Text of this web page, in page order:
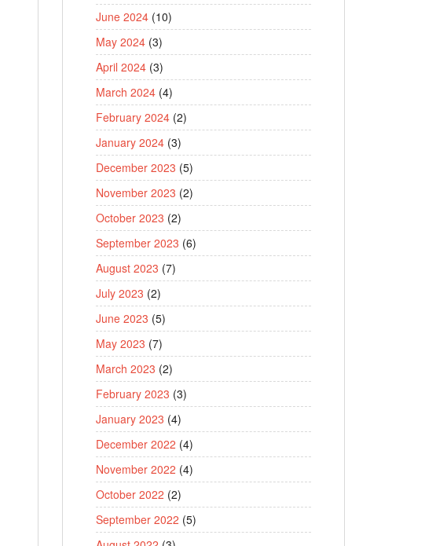
June 2024 (10)
May 2024 (3)
April 2024 (3)
March 2024 (4)
February 2024 (2)
January 2024 (3)
December 2023 (5)
November 2023 (2)
October 2023 (2)
September 2023 (6)
August 2023 (7)
July 2023 (2)
June 2023 (5)
May 2023 (7)
March 2023 (2)
February 2023 (3)
January 2023 (4)
December 2022 (4)
November 2022 (4)
October 2022 (2)
September 2022 (5)